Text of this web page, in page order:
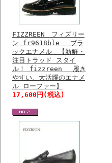
FIZZREEN フィズリー
ン fr9618ble ブラ
ックエナメル 【新鮮・
注目トラッド スタイ
ル！ fizzreen 履き
やすい、大活躍のエナメ
ル ローファー】
17,600円(税込)